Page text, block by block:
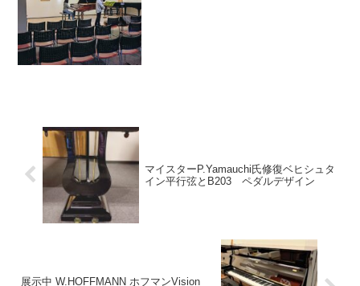
マイスターP.Yamauchi氏修復ベヒシュタ
イン平行弦とB203 ペダルデザイン
展示中 W.HOFFMANN ホフマンVision